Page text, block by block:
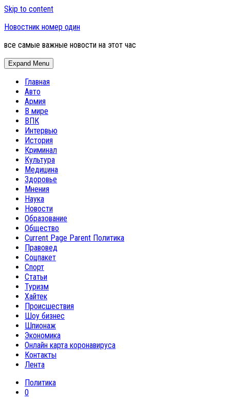
Skip to content
Новостник номер один
все самые важные новости на этот час
Expand Menu
Главная
Авто
Армия
В мире
ВПК
Интервью
История
Криминал
Культура
Медицина
Здоровье
Мнения
Наука
Новости
Образование
Общество
Current Page Parent Политика
Правовед
Соцпакет
Спорт
Статьи
Туризм
Хайтек
Происшествия
Шоу бизнес
Шпионаж
Экономика
Онлайн карта коронавируса
Контакты
Лента
Политика
0